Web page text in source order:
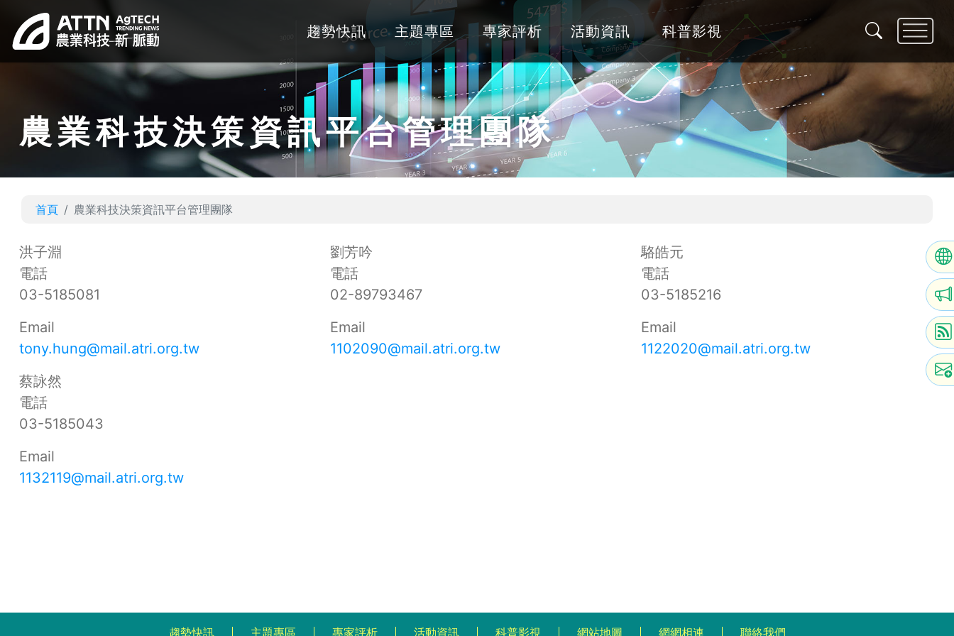
趨勢快訊 主題專區 專家評析 活動資訊 科普影視
農業科技決策資訊平台管理團隊
首頁 農業科技決策資訊平台管理團隊
洪子淵
電話
03-5185081
Email
tony.hung@mail.atri.org.tw
劉芳吟
電話
02-89793467
Email
1102090@mail.atri.org.tw
駱皓元
電話
03-5185216
Email
1122020@mail.atri.org.tw
蔡詠然
電話
03-5185043
Email
1132119@mail.atri.org.tw
趨勢快訊 主題專區 專家評析 活動資訊 科普影視 網站地圖 網網相連 聯絡我們